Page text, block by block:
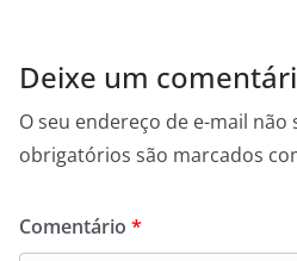
Deixe um
O seu endereço de e-mail não
obrigatórios são marcados
Comentário *